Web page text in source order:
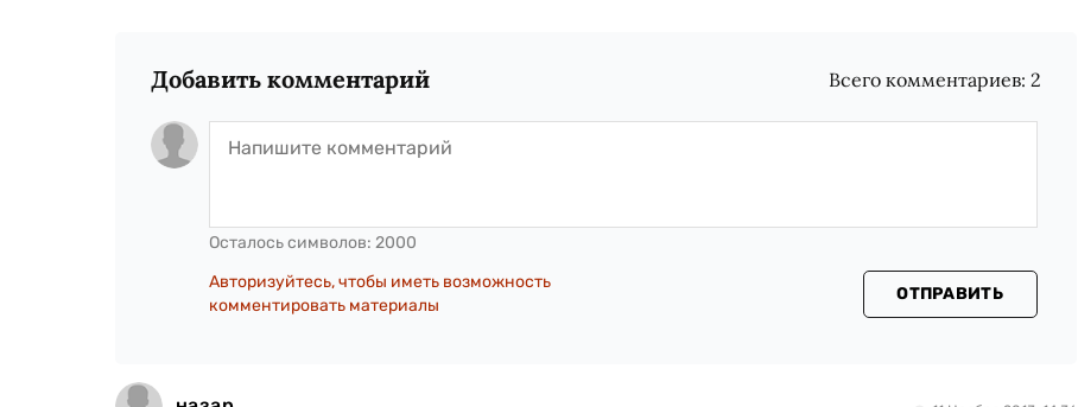
Добавить комментарий Всего комментариев: 2
Осталось символов: 2000
Авторизуйтесь, чтобы иметь возможность
комментировать материалы
ОТПРАВИТЬ